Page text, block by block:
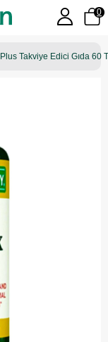
0
Takviye Edici Gıda 60